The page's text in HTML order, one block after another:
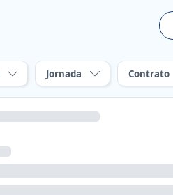
Jornada Contrato